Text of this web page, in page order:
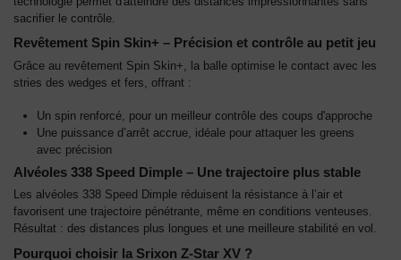
sacrifier le contrôle.
Revêtement Spin Skin+ – Précision et contrôle au petit jeu
Grâce au revêtement Spin Skin+, la balle optimise le contact avec les
stries des wedges et fers, offrant :
Un spin renforcé, pour un meilleur contrôle des coups d'approche
Une puissance d’arrêt accrue, idéale pour attaquer les greens
avec précision
Alvéoles 338 Speed Dimple – Une trajectoire plus stable
Les alvéoles 338 Speed Dimple réduisent la résistance à l’air et
favorisent une trajectoire pénétrante, même en conditions venteuses.
Résultat : des distances plus longues et une meilleure stabilité en vol.
Pourquoi choisir la Srixon Z-Star XV ?